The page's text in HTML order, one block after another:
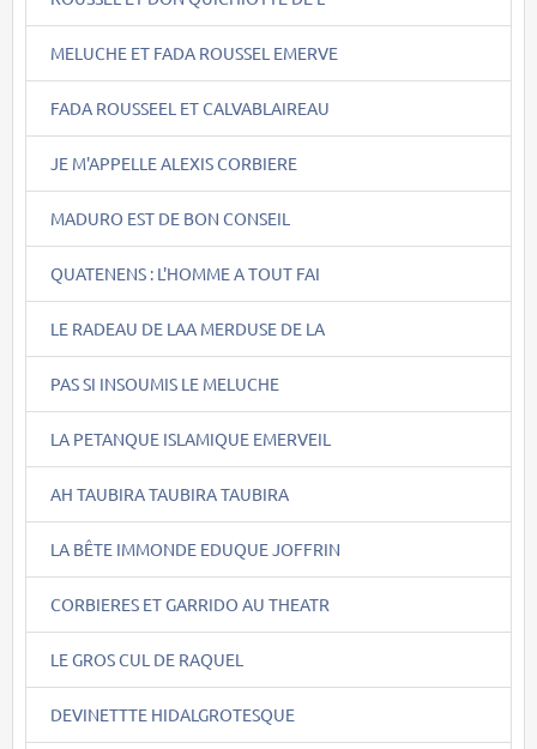
MELUCHE ET FADA ROUSSEL EMERVE
FADA ROUSSEEL ET CALVABLAIREAU
JE M'APPELLE ALEXIS CORBIERE
MADURO EST DE BON CONSEIL
QUATENENS : L'HOMME A TOUT FAI
LE RADEAU DE LAA MERDUSE DE LA
PAS SI INSOUMIS LE MELUCHE
LA PETANQUE ISLAMIQUE EMERVEIL
AH TAUBIRA TAUBIRA TAUBIRA
LA BÊTE IMMONDE EDUQUE JOFFRIN
CORBIERES ET GARRIDO AU THEATR
LE GROS CUL DE RAQUEL
DEVINETTTE HIDALGROTESQUE